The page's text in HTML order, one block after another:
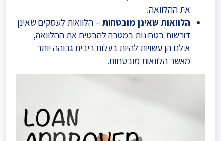
את ההלוואה.
הלוואות שאינן מובטחות – הלוואות לעסקים שאינן
דורשות בטחונות במטרה להבטיח את ההלוואה,
אולם הן עשויות להיות בעלות ריבית גבוהה יותר
מאשר הלוואות מובטחות.